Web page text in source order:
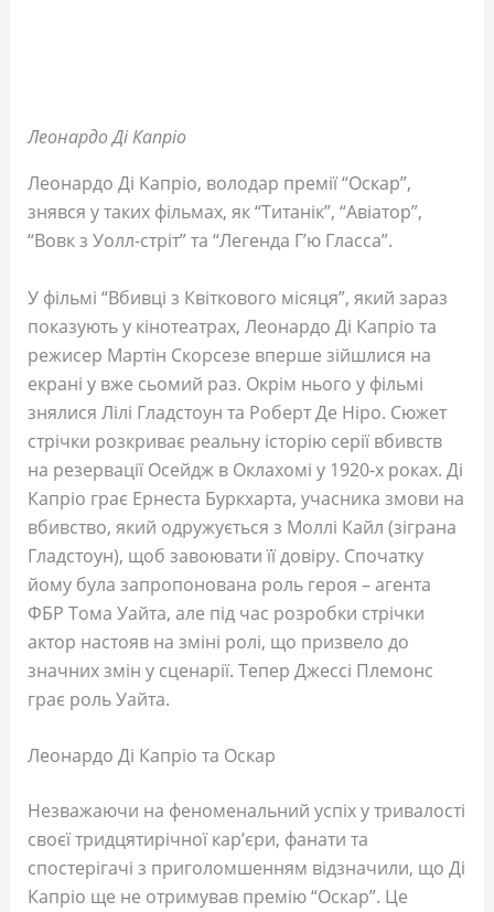
Леонардо Ді Капріо
Леонардо Ді Капріо, володар премії “Оскар”,
знявся у таких фільмах, як “Титанік”, “Авіатор”,
“Вовк з Уолл-стріт” та “Легенда Г’ю Гласса”.
У фільмі “Вбивці з Квіткового місяця”, який зараз
показують у кінотеатрах, Леонардо Ді Капріо та
режисер Мартін Скорсезе вперше зійшлися на
екрані у вже сьомий раз. Окрім нього у фільмі
знялися Лілі Гладстоун та Роберт Де Ніро. Сюжет
стрічки розкриває реальну історію серії вбивств
на резервації Осейдж в Оклахомі у 1920-х роках. Ді
Капріо грає Ернеста Буркхарта, учасника змови на
вбивство, який одружується з Моллі Кайл (зіграна
Гладстоун), щоб завоювати її довіру. Спочатку
йому була запропонована роль героя – агента
ФБР Тома Уайта, але під час розробки стрічки
актор настояв на зміні ролі, що призвело до
значних змін у сценарії. Тепер Джессі Племонс
грає роль Уайта.
Леонардо Ді Капріо та Оскар
Незважаючи на феноменальний успіх у тривалості
своєї тридцятирічної кар’єри, фанати та
спостерігачі з приголомшенням відзначили, що Ді
Капріо ще не отримував премію “Оскар”. Це